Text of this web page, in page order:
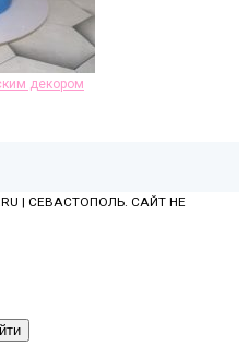
декором
| СЕВАСТОПОЛЬ. САЙТ НЕ